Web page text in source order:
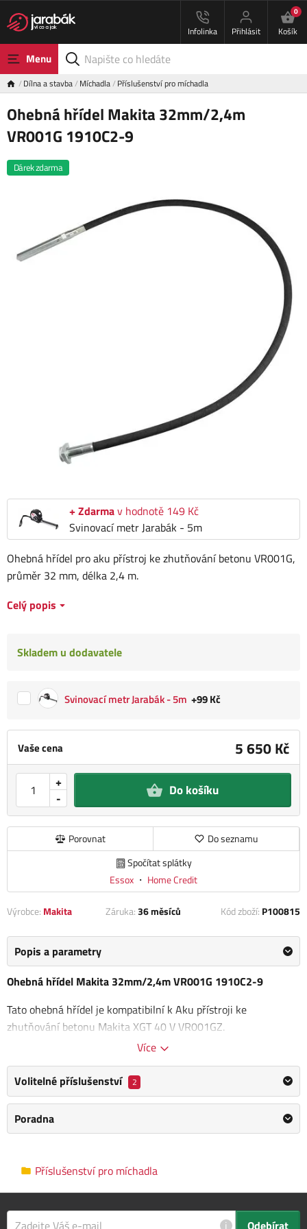
Infolinka Přihlásit
0
Košík
Menu
Dílna a stavba Míchadla Příslušenství pro míchadla
Ohebná hřídel Makita 32mm/2,4m
VR001G 1910C2-9
Dárek zdarma
+ Zdarmav hodnotě 149 Kč
Svinovací metr Jarabák - 5m
Vaše cena 5 650 Kč
-
+ Do košíku
Porovnat
Do seznamu
Spočítat splátky
Essox ・ Home Credit
Ohebná hřídel pro aku přístroj ke zhutňování betonu VR001G,
průměr 32 mm, délka 2,4 m.
Celý popis
Skladem u dodavatele
Svinovací metr Jarabák - 5m +99 Kč
Výrobce: Makita Záruka:36 měsíců Kód zboží: P100815
Popis a parametry
Ohebná hřídel Makita 32mm/2,4m VR001G 1910C2-9
Tato ohebná hřídel je kompatibilní k Aku přístroji ke
zhutňování betonu Makita XGT 40 V VR001GZ.
Kategorie
Příslušenství pro míchadla
Výrobce
Makita/Informace o výrobci
Průměr
32 mm
Délka
2.4 m
Rozměry balení
Více
Volitelné příslušenství 2
Poradna
Příslušenství pro míchadla